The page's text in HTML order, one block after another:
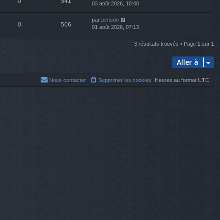
03 août 2026, 10:40
0 506
par penson
01 août 2026, 07:13
3 résultats trouvés • Page 1 sur 1
Aller à
Heures au format UTC
Supprimer les cookies
Nous contacter